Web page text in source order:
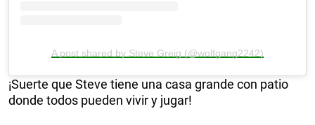
A post shared by Steve Greig (@wolfgang2242)
¡Suerte que Steve tiene una casa grande con patio
donde todos pueden vivir y jugar!